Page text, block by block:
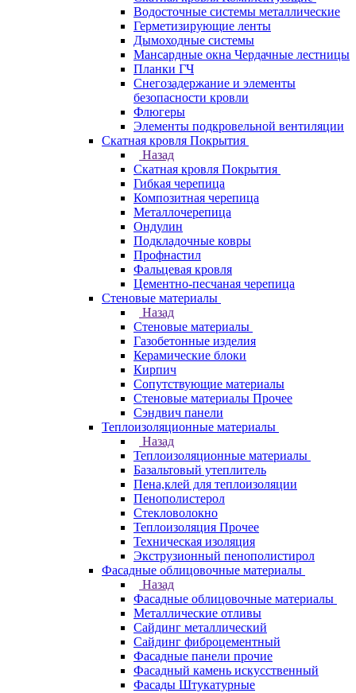
Водосточные системы металлические
Герметизирующие ленты
Дымоходные системы
Мансардные окна Чердачные лестницы
Планки ГЧ
Снегозадержание и элементы
безопасности кровли
Флюгеры
Элементы подкровельной вентиляции
Скатная кровля Покрытия
Назад
Скатная кровля Покрытия
Гибкая черепица
Композитная черепица
Металлочерепица
Ондулин
Подкладочные ковры
Профнастил
Фальцевая кровля
Цементно-песчаная черепица
Стеновые материалы
Назад
Стеновые материалы
Газобетонные изделия
Керамические блоки
Кирпич
Сопутствующие материалы
Стеновые материалы Прочее
Сэндвич панели
Теплоизоляционные материалы
Назад
Теплоизоляционные материалы
Базальтовый утеплитель
Пена,клей для теплоизоляции
Пенополистерол
Стекловолокно
Теплоизоляция Прочее
Техническая изоляция
Экструзионный пенополистирол
Фасадные облицовочные материалы
Назад
Фасадные облицовочные материалы
Металлические отливы
Сайдинг металлический
Сайдинг фиброцементный
Фасадные панели прочие
Фасадный камень искусственный
Фасады Штукатурные